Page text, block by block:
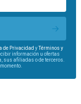
de Privacidad y
Términos y
información u ofertas
sus afiliadas o de terceros.